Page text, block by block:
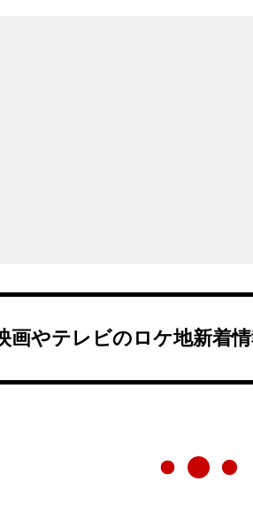
画やテレビのロケ地新着